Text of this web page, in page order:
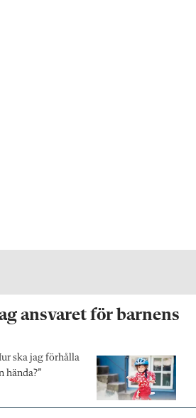
ansvaret för barnens
ska jag förhålla
hända?”